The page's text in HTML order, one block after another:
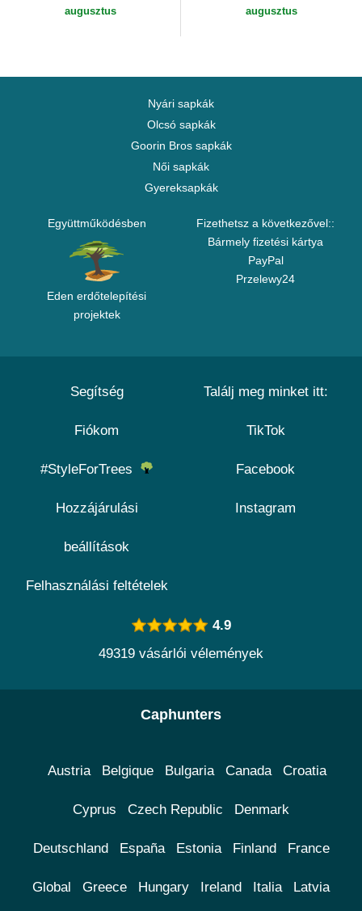
augusztus
augusztus
Nyári sapkák
Olcsó sapkák
Goorin Bros sapkák
Női sapkák
Gyereksapkák
Együttműködésben
Eden erdőtelepítési
projektek
Fizethetsz a következővel::
Bármely fizetési kártya
PayPal
Przelewy24
Segítség
Fiókom
#StyleForTrees
Hozzájárulási
beállítások
Felhasználási feltételek
Találj meg minket itt:
TikTok
Facebook
Instagram
4.9
49319 vásárlói vélemények
Caphunters
Austria Belgique Bulgaria Canada Croatia
Cyprus Czech Republic Denmark
Deutschland España Estonia Finland France
Global Greece Hungary Ireland Italia Latvia